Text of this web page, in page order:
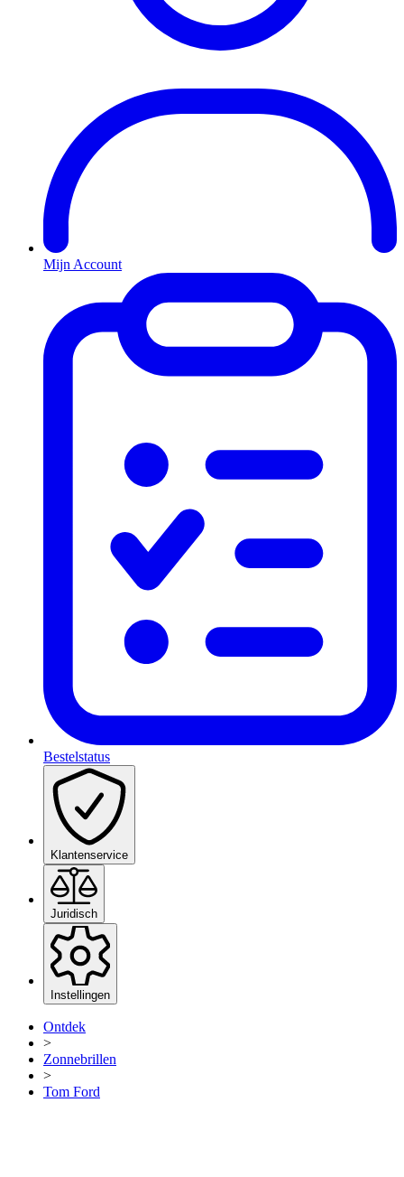
Mijn Account
Bestelstatus
Klantenservice
Juridisch
Instellingen
Ontdek
>
Zonnebrillen
>
Tom Ford